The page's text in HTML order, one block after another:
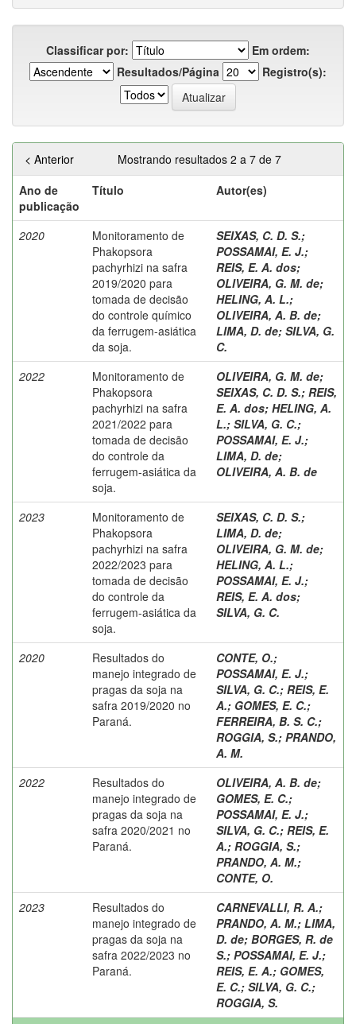
Classificar por:
Em ordem:
Resultados/Página
Registro(s):
Mostrando resultados 2 a 7 de 7
< Anterior
Ano de
publicação
Título Autor(es)
2020
Monitoramento de
Phakopsora
pachyrhizi na safra
2019/2020 para
tomada de decisão
do controle químico
da ferrugem-asiática
da soja.
SEIXAS, C. D. S.;
POSSAMAI, E. J.;
REIS, E. A. dos;
OLIVEIRA, G. M. de;
HELING, A. L.;
OLIVEIRA, A. B. de;
LIMA, D. de; SILVA, G.
C.
2022
Monitoramento de
Phakopsora
pachyrhizi na safra
2021/2022 para
tomada de decisão
do controle da
ferrugem-asiática da
soja.
OLIVEIRA, G. M. de;
SEIXAS, C. D. S.; REIS,
E. A. dos; HELING, A.
L.; SILVA, G. C.;
POSSAMAI, E. J.;
LIMA, D. de;
OLIVEIRA, A. B. de
2023
Monitoramento de
Phakopsora
pachyrhizi na safra
2022/2023 para
tomada de decisão
do controle da
ferrugem-asiática da
soja.
SEIXAS, C. D. S.;
LIMA, D. de;
OLIVEIRA, G. M. de;
HELING, A. L.;
POSSAMAI, E. J.;
REIS, E. A. dos;
SILVA, G. C.
2020
Resultados do
manejo integrado de
pragas da soja na
safra 2019/2020 no
Paraná.
CONTE, O.;
POSSAMAI, E. J.;
SILVA, G. C.; REIS, E.
A.; GOMES, E. C.;
FERREIRA, B. S. C.;
ROGGIA, S.; PRANDO,
A. M.
2022
Resultados do
manejo integrado de
pragas da soja na
safra 2020/2021 no
Paraná.
OLIVEIRA, A. B. de;
GOMES, E. C.;
POSSAMAI, E. J.;
SILVA, G. C.; REIS, E.
A.; ROGGIA, S.;
PRANDO, A. M.;
CONTE, O.
2023
Resultados do
manejo integrado de
pragas da soja na
safra 2022/2023 no
Paraná.
CARNEVALLI, R. A.;
PRANDO, A. M.; LIMA,
D. de; BORGES, R. de
S.; POSSAMAI, E. J.;
REIS, E. A.; GOMES,
E. C.; SILVA, G. C.;
ROGGIA, S.